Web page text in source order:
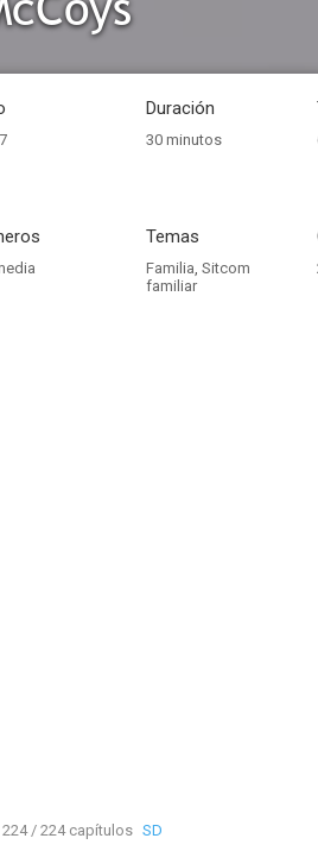
Duración
30 minutos
Temas
Familia, Sitcom
familiar
224 / 224 capítulos SD